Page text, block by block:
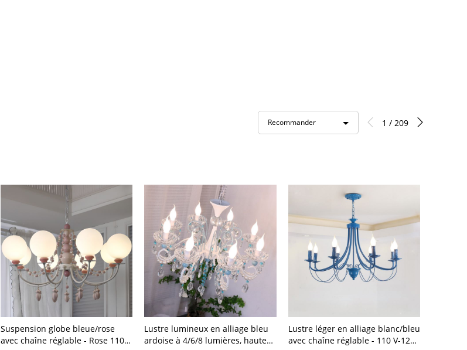
Recommander 1 / 209
Suspension globe bleue/rose
avec chaîne réglable - Rose 110
Lustre lumineux en alliage bleu
ardoise à 4/6/8 lumières, hauteur
Lustre léger en alliage blanc/bleu
avec chaîne réglable - 110 V-120